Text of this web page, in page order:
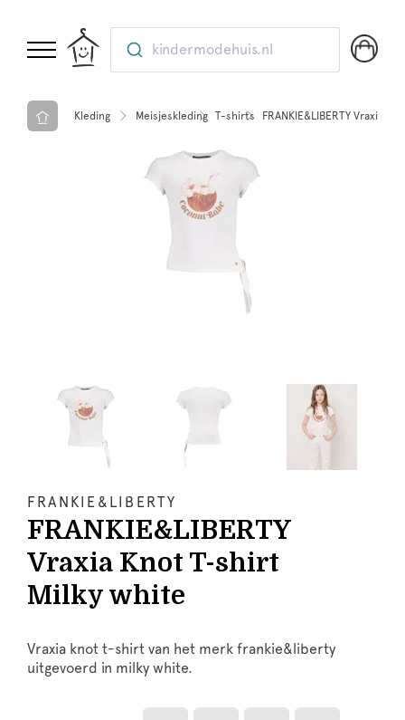
kindermodehuis.nl
Kleding Meisjeskleding T-shirts FRANKIE&LIBERTY Vraxia
FRANKIE&LIBERTY
FRANKIE&LIBERTY
Vraxia Knot T-shirt
Milky white
Vraxia knot t-shirt van het merk frankie&liberty
uitgevoerd in milky white.